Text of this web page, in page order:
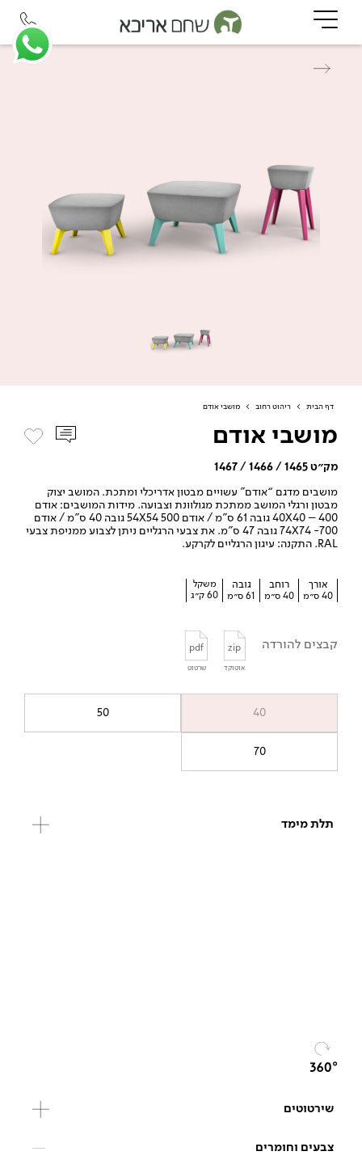
דף הבית > ריהוט רחוב > מושבי אודם
מושבי אודם
מק״ט 1465 / 1466 / 1467
מושבים מדגם “אודם” עשויים מבטון אדריכלי ומתכת. המושב יצוק
מבטון ורגלי המושב ממתכת מגולוונת וצבועה. מידות המושבים: אודם
400 – 40X40 גובה 61 ס”מ / אודם 500 54X54 גובה 40 ס”מ / אודם
700- 74X74 גובה 47 ס”מ. את צבעי הרגליים ניתן לצבוע ממניפת צבעי
RAL. התקנה: עיגון הרגליים לקרקע.
אורך
40 ס״מ
רוחב
40 ס״מ
גובה
61 ס״מ
משקל
60 ק״ג
קבצים להורדה zip
אוטוקד
pdf
שרטוט
40
50
70
תלת מימד
שירטוטים
צבעים וחומרים